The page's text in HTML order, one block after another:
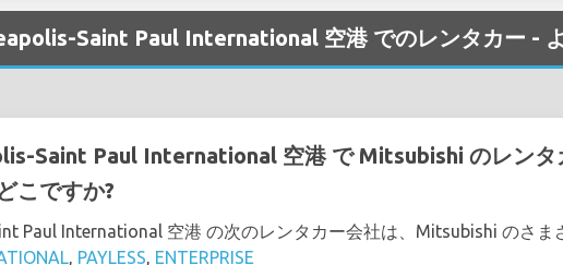
Saint Paul International 空港 でのレンタカー -
Saint Paul International 空港 で Mitsubishi のレンタ
こですか?
Paul International 空港 の次のレンタカー会社は、Mitsubishi のさま
, PAYLESS, ENTERPRISE